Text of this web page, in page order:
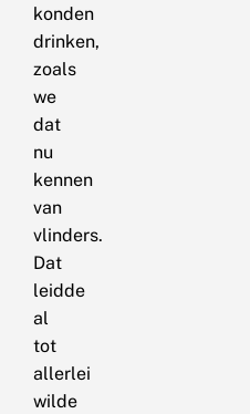
konden
drinken,
zoals
we
dat
nu
kennen
van
vlinders.
Dat
leidde
al
tot
allerlei
wilde